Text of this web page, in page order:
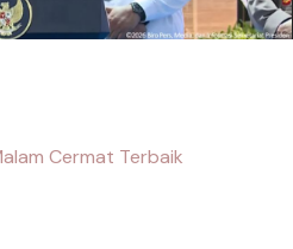
Cermat Terbaik